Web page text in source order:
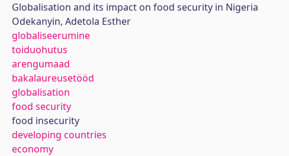
Globalisation and its impact on food security in Nigeria
Odekanyin, Adetola Esther
globaliseerumine
toiduohutus
arengumaad
bakalaureusetööd
globalisation
food security
food insecurity
developing countries
economy